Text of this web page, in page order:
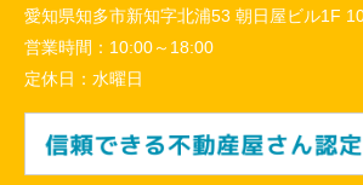
愛知県知多市新知字北浦53 朝日屋ビル1F
営業時間： 10:00～18:00
定休日： 水曜日